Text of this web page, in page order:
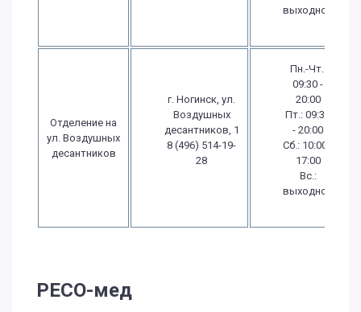
выходной
Отделение на
ул. Воздушных
десантников
г. Ногинск, ул.
Воздушных
десантников, 1
8 (496) 514-19-
28
Пн.-Чт.:
09:30 -
20:00
Пт.: 09:30
- 20:00
Сб.: 10:00 -
17:00
Вс.:
выходной
РЕСО-мед